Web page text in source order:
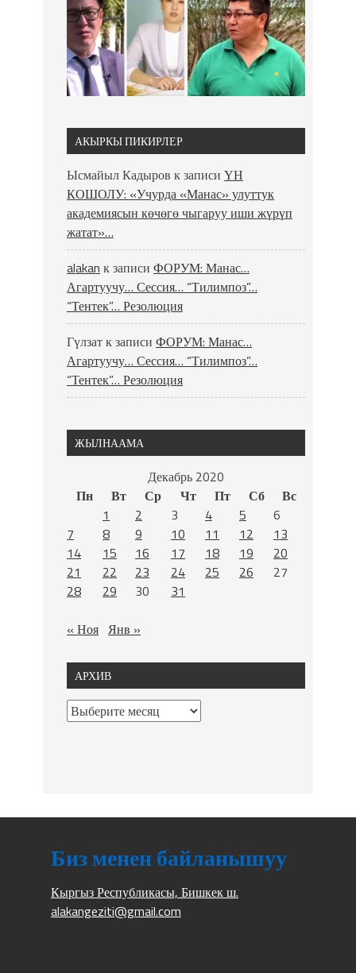
АКЫРКЫ ПИКИРЛЕР
Ысмайыл Кадыров к записи ҮН
КОШОЛУ: «Учурда «Манас» улуттук
академиясын көчөгө чыгаруу иши жүрүп
жатат»…
alakan к записи ФОРУМ: Манас…
Агартуучу… Сессия… “Тилимпоз”…
“Тентек”… Резолюция
Гүлзатк записи ФОРУМ: Манас…
Агартуучу… Сессия… “Тилимпоз”…
“Тентек”… Резолюция
ЖЫЛНААМА
Декабрь 2020
Пн
Вт Ср Чт Пт Сб
Вс
1
2 3 4 5
6
7
8 9 10 11 12
13
14
15 16 17 18 19
20
21
22 23 24 25 26
27
28
29 30
31
« Ноя Янв »
АРХИВ
Биз менен байланышуу
Кыргыз Республикасы, Бишкек ш.
alakangeziti@gmail.com